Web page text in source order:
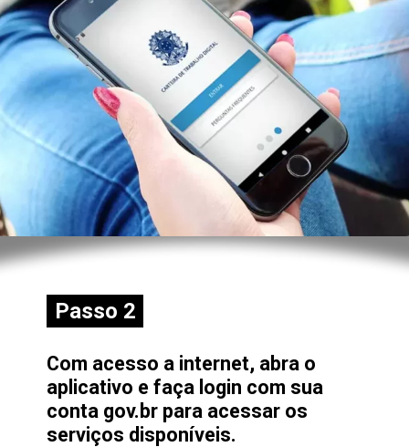
Com acesso a internet, abra o
aplicativo e faça login com sua
conta gov.br para acessar os
serviços disponíveis.
Passo 2
Passo 2